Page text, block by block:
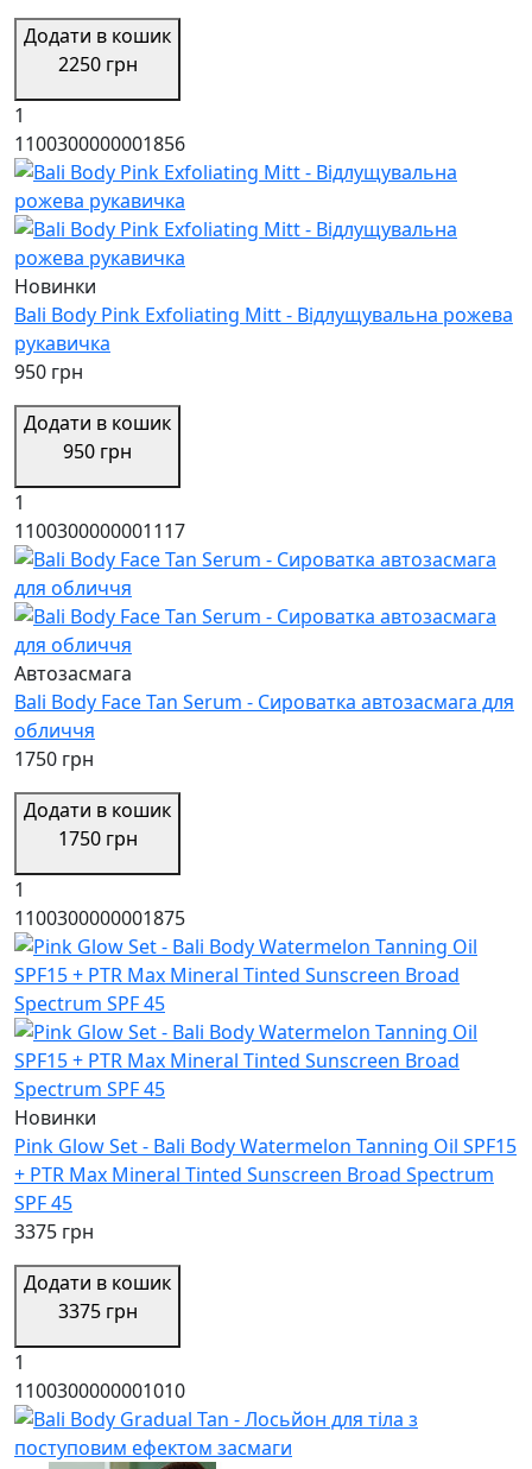
Додати в кошик
2250 грн
1
1100300000001856
Новинки
Bali Body Pink Exfoliating Mitt - Відлущувальна рожева
рукавичка
950 грн
Додати в кошик
950 грн
1
1100300000001117
Автозасмага
Bali Body Face Tan Serum - Сироватка автозасмага для
обличчя
1750 грн
Додати в кошик
1750 грн
1
1100300000001875
Новинки
Pink Glow Set - Bali Body Watermelon Tanning Oil SPF15
+ PTR Max Mineral Tinted Sunscreen Broad Spectrum
SPF 45
3375 грн
Додати в кошик
3375 грн
1
1100300000001010